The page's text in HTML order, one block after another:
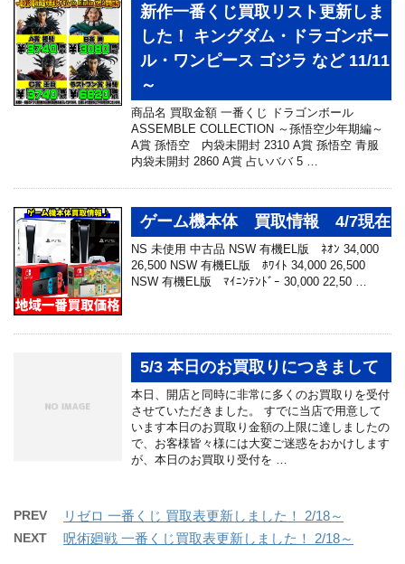
新作一番くじ買取リスト更新しま
した！ キングダム・ドラゴンボー
ル・ワンピース ゴジラ など 11/11
～
商品名 買取金額 一番くじ ドラゴンボール
ASSEMBLE COLLECTION ～孫悟空少年期編～
A賞 孫悟空 内袋未開封 2310 A賞 孫悟空 青服
内袋未開封 2860 A賞 占いババ 5 …
ゲーム機本体 買取情報 4/7現在
NS 未使用 中古品 NSW 有機EL版 ﾈｵﾝ 34,000
26,500 NSW 有機EL版 ﾎﾜｲﾄ 34,000 26,500
NSW 有機EL版 ﾏｲﾆﾝﾃﾝﾄﾞｰ 30,000 22,50 …
5/3 本日のお買取りにつきまして
本日、開店と同時に非常に多くのお買取りを受付
させていただきました。 すでに当店で用意して
います本日のお買取り金額の上限に達しましたの
で、お客様皆々様には大変ご迷惑をおかけします
が、本日のお買取り受付を …
PREV リゼロ 一番くじ 買取表更新しました！ 2/18～
NEXT 呪術廻戦 一番くじ買取表更新しました！ 2/18～